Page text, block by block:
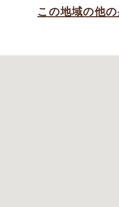
この地域の他